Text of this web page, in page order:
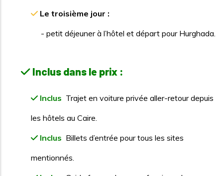
Le troisième jour :
- petit déjeuner à l’hôtel et départ pour Hurghada.
Inclus dans le prix :
Inclus Trajet en voiture privée aller-retour depuis
les hôtels au Caire.
Inclus Billets d’entrée pour tous les sites
mentionnés.